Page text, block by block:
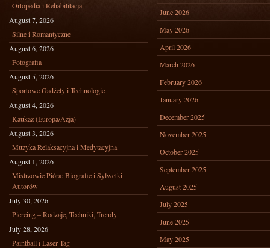
Ortopedia i Rehabilitacja
August 7, 2026
Silne i Romantyczne
August 6, 2026
Fotografia
August 5, 2026
Sportowe Gadżety i Technologie
August 4, 2026
Kaukaz (Europa/Azja)
August 3, 2026
Muzyka Relaksacyjna i Medytacyjna
August 1, 2026
Mistrzowie Pióra: Biografie i Sylwetki
Autorów
July 30, 2026
Piercing – Rodzaje, Techniki, Trendy
July 28, 2026
Paintball i Laser Tag
June 2026
May 2026
April 2026
March 2026
February 2026
January 2026
December 2025
November 2025
October 2025
September 2025
August 2025
July 2025
June 2025
May 2025